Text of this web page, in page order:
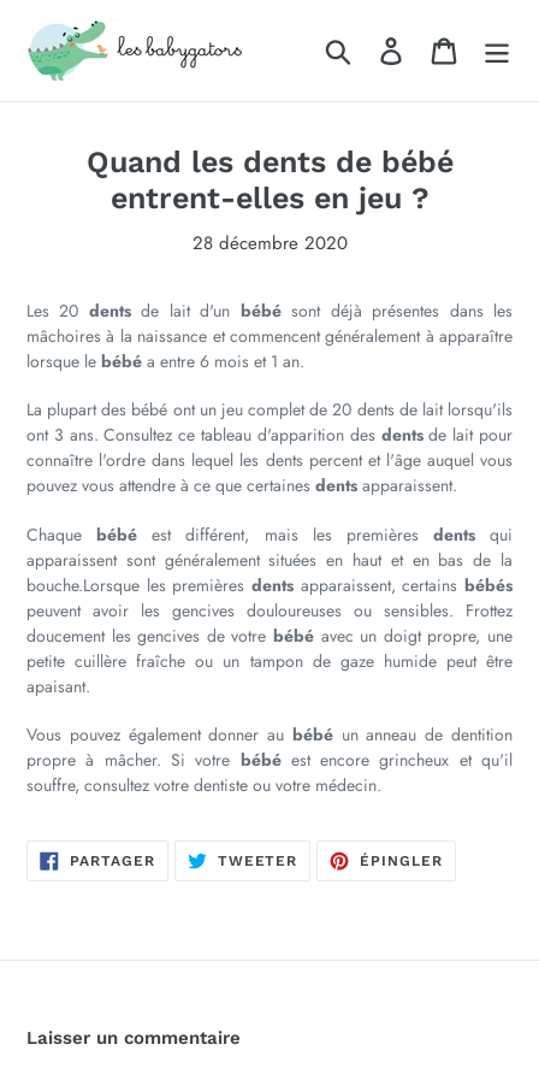
contenu
RechercherSe connecter
Panier
Quand les dents de bébé
entrent-elles en jeu ?
28 décembre 2020
Les 20 dentsde lait d'un bébésont déjà présentes dans les
mâchoires à la naissance et commencent généralement à apparaître
lorsque le bébé a entre 6 mois et 1 an.
La plupart des bébé ont un jeu complet de 20 dents de lait lorsqu'ils
ont 3 ans. Consultez ce tableau d'apparition des dentsde lait pour
connaître l'ordre dans lequel les dents percent et l'âge auquel vous
pouvez vous attendre à ce que certaines dents apparaissent.
Chaquebébé est différent, mais les premières dentsqui
apparaissent sont généralement situées en haut et en bas de la
bouche.Lorsque les premières dents apparaissent, certains bébés
peuvent avoir les gencives douloureuses ou sensibles. Frottez
doucement les gencives de votre bébé avec un doigt propre, une
petite cuillère fraîche ou un tampon de gaze humide peut être
apaisant.
Vous pouvez également donner au bébéun anneau de dentition
propre à mâcher. Si votre bébéest encore grincheux et qu'il
souffre, consultez votre dentiste ou votre médecin.
PARTAGERPARTAGERTWEETER TWEETERÉPINGLER
Laisser un commentaire